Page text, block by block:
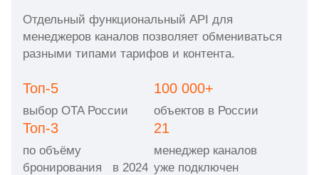
Отдельный функциональный API для
менеджеров каналов позволяет обмениваться
разными типами тарифов и контента.
Топ-5
выбор OTA России
100 000+
объектов в России
Топ-3
по объёму
бронирования в 2024
21
менеджер каналов
уже подключен